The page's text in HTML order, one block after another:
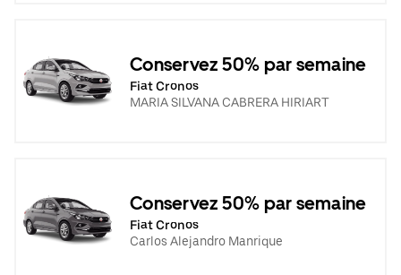
Conservez 50% par semaine
Fiat Cronos
MARIA SILVANA CABRERA HIRIART
Conservez 50% par semaine
Fiat Cronos
Carlos Alejandro Manrique